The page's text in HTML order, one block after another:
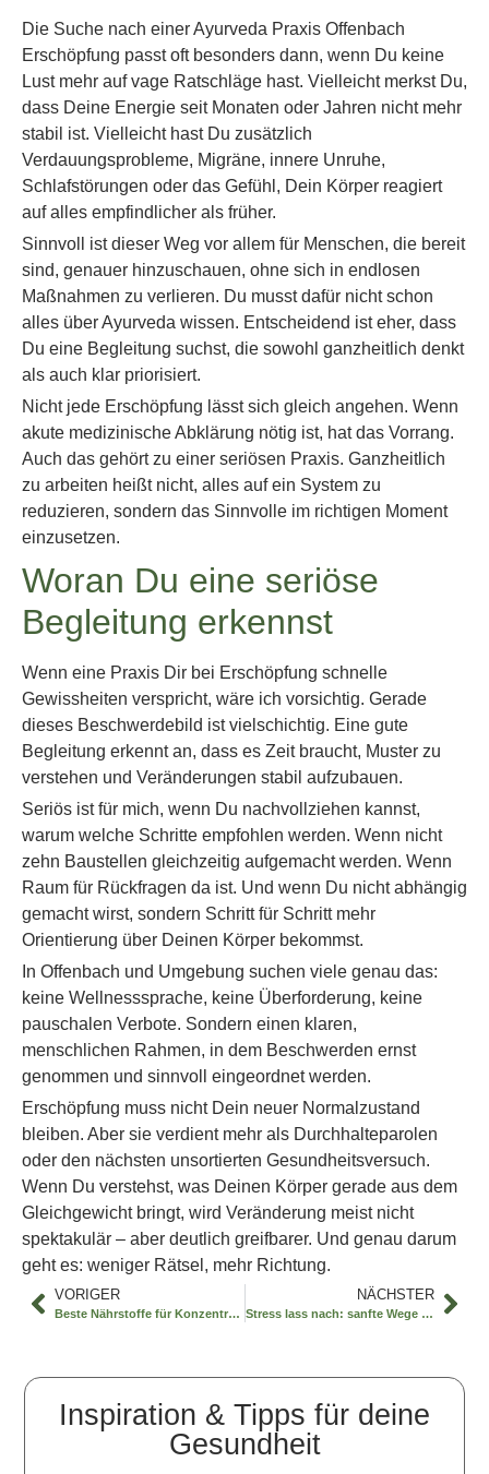
Die Suche nach einer Ayurveda Praxis Offenbach
Erschöpfung passt oft besonders dann, wenn Du keine
Lust mehr auf vage Ratschläge hast. Vielleicht merkst Du,
dass Deine Energie seit Monaten oder Jahren nicht mehr
stabil ist. Vielleicht hast Du zusätzlich
Verdauungsprobleme, Migräne, innere Unruhe,
Schlafstörungen oder das Gefühl, Dein Körper reagiert
auf alles empfindlicher als früher.
Sinnvoll ist dieser Weg vor allem für Menschen, die bereit
sind, genauer hinzuschauen, ohne sich in endlosen
Maßnahmen zu verlieren. Du musst dafür nicht schon
alles über Ayurveda wissen. Entscheidend ist eher, dass
Du eine Begleitung suchst, die sowohl ganzheitlich denkt
als auch klar priorisiert.
Nicht jede Erschöpfung lässt sich gleich angehen. Wenn
akute medizinische Abklärung nötig ist, hat das Vorrang.
Auch das gehört zu einer seriösen Praxis. Ganzheitlich
zu arbeiten heißt nicht, alles auf ein System zu
reduzieren, sondern das Sinnvolle im richtigen Moment
einzusetzen.
Woran Du eine seriöse
Begleitung erkennst
Wenn eine Praxis Dir bei Erschöpfung schnelle
Gewissheiten verspricht, wäre ich vorsichtig. Gerade
dieses Beschwerdebild ist vielschichtig. Eine gute
Begleitung erkennt an, dass es Zeit braucht, Muster zu
verstehen und Veränderungen stabil aufzubauen.
Seriös ist für mich, wenn Du nachvollziehen kannst,
warum welche Schritte empfohlen werden. Wenn nicht
zehn Baustellen gleichzeitig aufgemacht werden. Wenn
Raum für Rückfragen da ist. Und wenn Du nicht abhängig
gemacht wirst, sondern Schritt für Schritt mehr
Orientierung über Deinen Körper bekommst.
In Offenbach und Umgebung suchen viele genau das:
keine Wellnesssprache, keine Überforderung, keine
pauschalen Verbote. Sondern einen klaren,
menschlichen Rahmen, in dem Beschwerden ernst
genommen und sinnvoll eingeordnet werden.
Erschöpfung muss nicht Dein neuer Normalzustand
bleiben. Aber sie verdient mehr als Durchhalteparolen
oder den nächsten unsortierten Gesundheitsversuch.
Wenn Du verstehst, was Deinen Körper gerade aus dem
Gleichgewicht bringt, wird Veränderung meist nicht
spektakulär – aber deutlich greifbarer. Und genau darum
geht es: weniger Rätsel, mehr Richtung.
VORIGER
Beste Nährstoffe für Konzentration verstehen
NÄCHSTER
Stress lass nach: sanfte Wege aus Erschöpfung
Inspiration & Tipps für deine
Gesundheit